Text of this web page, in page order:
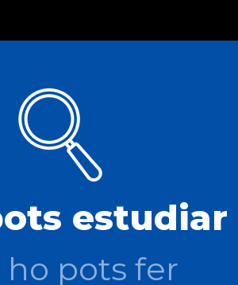
estudiar
ho pots fer